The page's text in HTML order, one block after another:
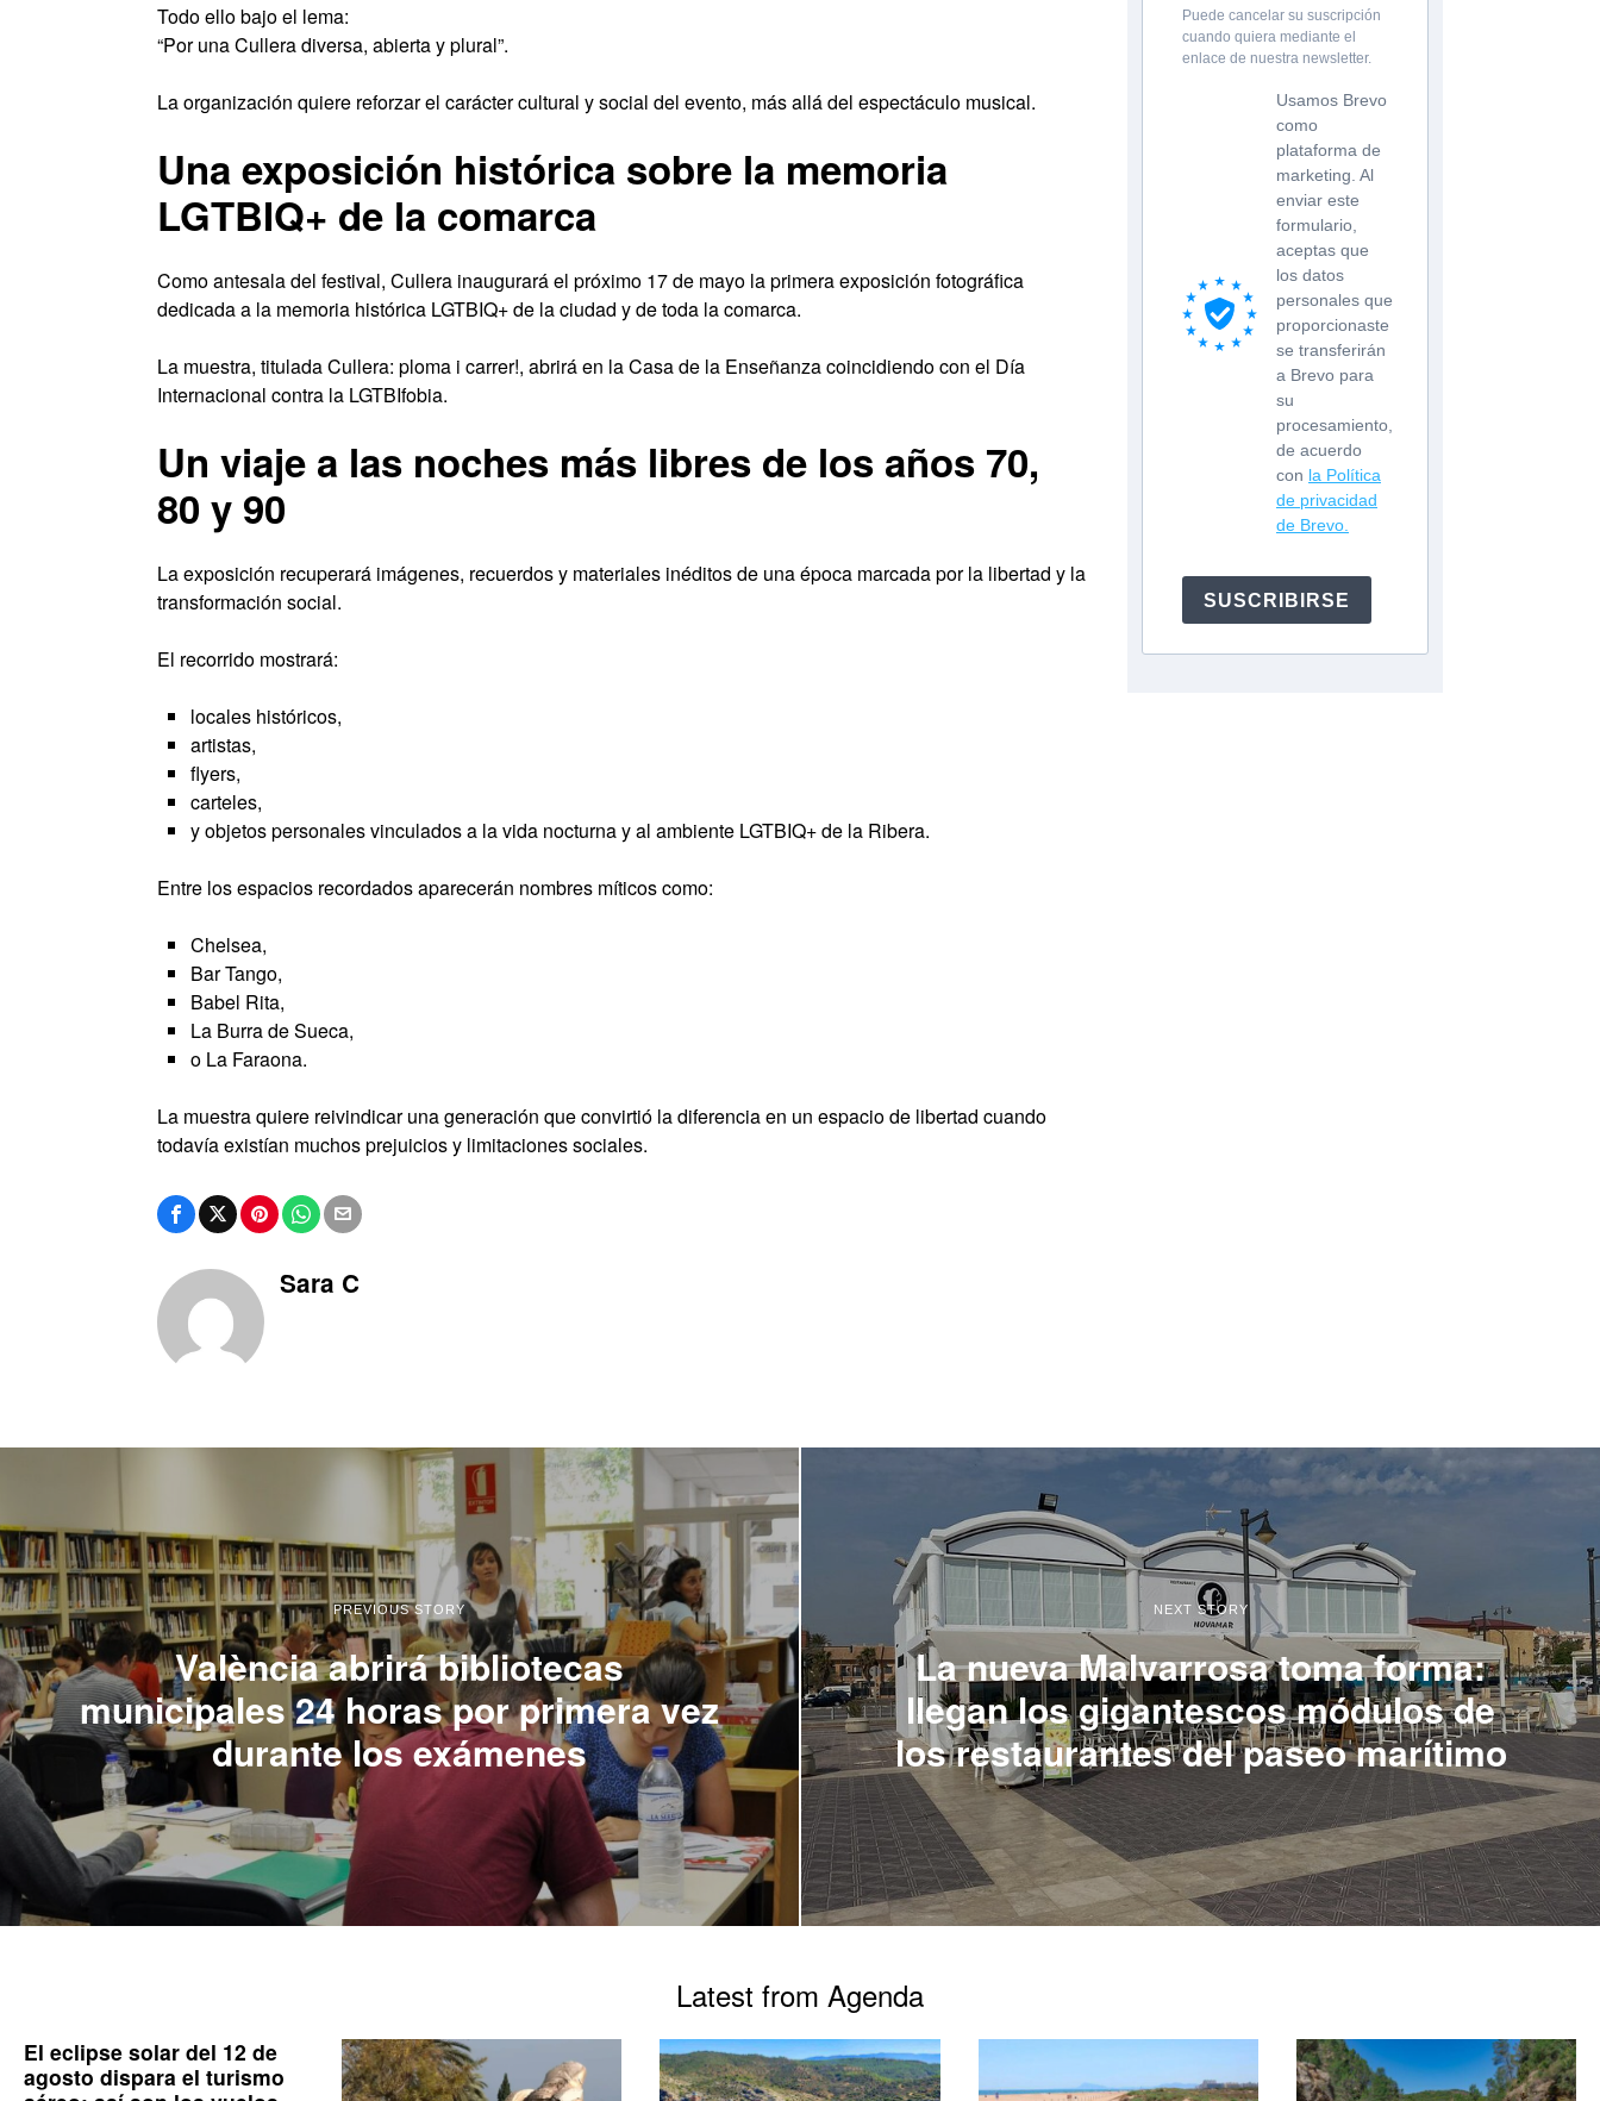
Todo ello bajo el lema:
“Por una Cullera diversa, abierta y plural”.
La organización quiere reforzar el carácter cultural y social del evento, más allá del espectáculo musical.
Una exposición histórica sobre la memoria
LGTBIQ+ de la comarca
Como antesala del festival, Cullera inaugurará el próximo 17 de mayo la primera exposición fotográfica
dedicada a la memoria histórica LGTBIQ+ de la ciudad y de toda la comarca.
La muestra, titulada Cullera: ploma i carrer!, abrirá en la Casa de la Enseñanza coincidiendo con el Día
Internacional contra la LGTBIfobia.
Un viaje a las noches más libres de los años 70,
80 y 90
La exposición recuperará imágenes, recuerdos y materiales inéditos de una época marcada por la libertad y la
transformación social.
El recorrido mostrará:
locales históricos,
artistas,
flyers,
carteles,
y objetos personales vinculados a la vida nocturna y al ambiente LGTBIQ+ de la Ribera.
Entre los espacios recordados aparecerán nombres míticos como:
Chelsea,
Bar Tango,
Babel Rita,
La Burra de Sueca,
o La Faraona.
La muestra quiere reivindicar una generación que convirtió la diferencia en un espacio de libertad cuando
todavía existían muchos prejuicios y limitaciones sociales.
Sara C
Puede cancelar su suscripción
cuando quiera mediante el
enlace de nuestra newsletter.
Usamos Brevo
como
plataforma de
marketing. Al
enviar este
formulario,
aceptas que
los datos
personales que
proporcionaste
se transferirán
a Brevo para
su
procesamiento,
de acuerdo
con la Política
de privacidad
de Brevo.
SUSCRIBIRSE
PREVIOUS STORY
València abrirá bibliotecas
municipales 24 horas por primera vez
durante los exámenes
NEXT STORY
La nueva Malvarrosa toma forma:
llegan los gigantescos módulos de
los restaurantes del paseo marítimo
Latest from Agenda
El eclipse solar del 12 de
agosto dispara el turismo